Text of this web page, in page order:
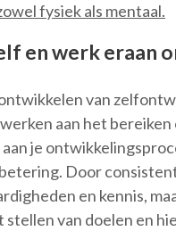
fysiek als mentaal.
en werk eraan
van
aan het
je
Door
en kennis,
van doelen en